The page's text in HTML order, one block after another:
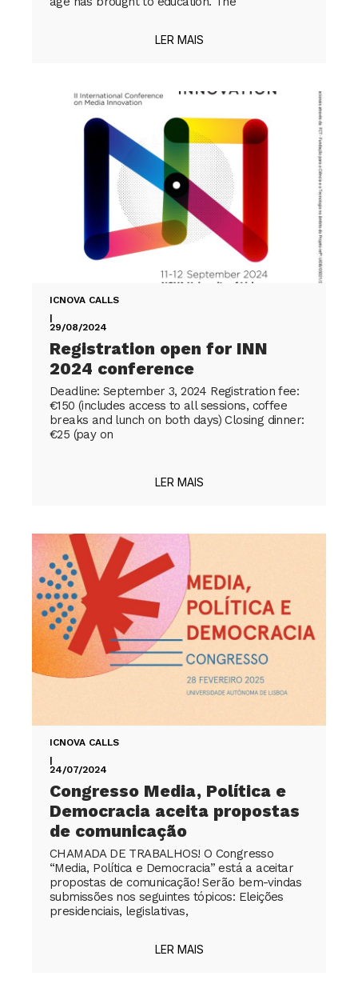
LER MAIS
ICNOVA CALLS
|
29/08/2024
Registration open for INN
2024 conference
Deadline: September 3, 2024 Registration fee:
€150 (includes access to all sessions, coffee
breaks and lunch on both days) Closing dinner:
€25 (pay on
LER MAIS
ICNOVA CALLS
|
24/07/2024
Congresso Media, Política e
Democracia aceita propostas
de comunicação
CHAMADA DE TRABALHOS! O Congresso
“Media, Política e Democracia” está a aceitar
propostas de comunicação! Serão bem-vindas
submissões nos seguintes tópicos: Eleições
presidenciais, legislativas,
LER MAIS